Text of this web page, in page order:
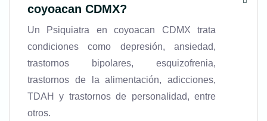
coyoacan CDMX?
Un Psiquiatra en coyoacan CDMX trata
condiciones como depresión, ansiedad,
trastornos bipolares, esquizofrenia,
trastornos de la alimentación, adicciones,
TDAH y trastornos de personalidad, entre
otros.